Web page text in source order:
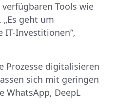
Tools wie
geht um
Investitionen“,
Prozesse digitalisieren
sich mit geringen
WhatsApp, DeepL